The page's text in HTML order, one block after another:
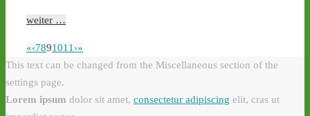
weiter …
«‹7891011 ›»
This text can be changed from the Miscellaneous section of the
settings page.
Lorem ipsum dolor sit amet, consectetur adipiscing elit, cras ut